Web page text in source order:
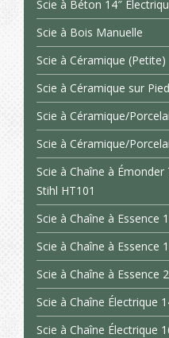
Scie à Béton 14″
Scie à Bois Manuelle
Scie à Céramique (Petite)
Scie à Céramique sur
Scie à Céramique/
Scie à Céramique/
Scie à Chaîne à Émonder
Stihl HT101
Scie à Chaîne à Essence
Scie à Chaîne à Essence
Scie à Chaîne à Essence
Scie à Chaîne Électrique
Scie à Chaîne Électrique